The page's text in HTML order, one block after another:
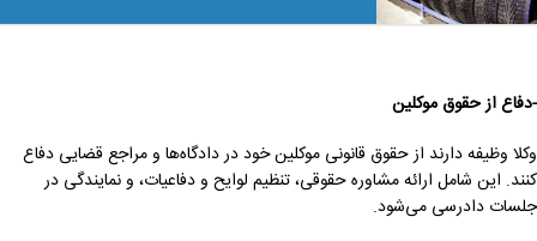
-دفاع از حقوق موکلین
وکلا وظیفه دارند از حقوق قانونی موکلین خود در دادگاه‌ها و مراجع قضایی دفاع
کنند. این شامل ارائه مشاوره حقوقی، تنظیم لوایح و دفاعیات، و نمایندگی در
جلسات دادرسی می‌شود.